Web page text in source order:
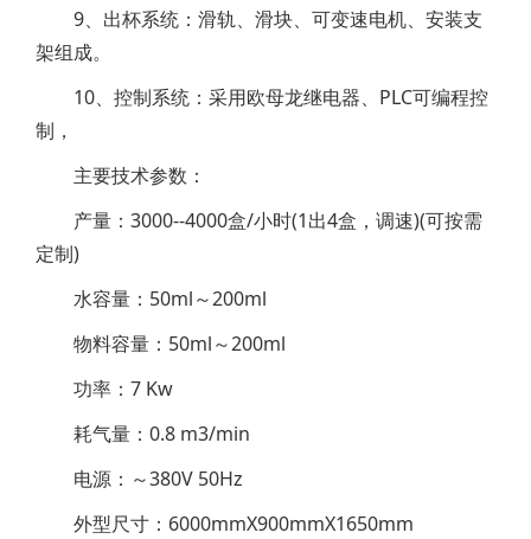
9、出杯系统：滑轨、滑块、可变速电机、安装支
架组成。
10、控制系统：采用欧母龙继电器、PLC可编程控
制，
主要技术参数：
产量：3000--4000盒/小时(1出4盒，调速)(可按需
定制)
水容量：50ml～200ml
物料容量：50ml～200ml
功率：7 Kw
耗气量：0.8 m3/min
电源：～380V 50Hz
外型尺寸：6000mmX900mmX1650mm